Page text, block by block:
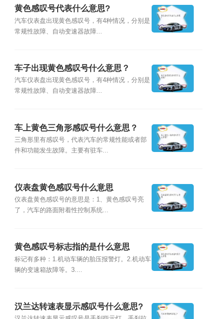
黄色感叹号代表什么意思?
汽车仪表盘出现黄色感叹号，有4种情况，分别是
常规性故障、自动变速器故障...
车子出现黄色感叹号什么意思？
汽车仪表盘出现黄色感叹号，有4种情况，分别是
常规性故障、自动变速器故障...
车上黄色三角形感叹号什么意思？
三角形里有感叹号，代表汽车的常规性能或者部
件和功能发生故障。主要有驻车...
仪表盘黄色感叹号什么意思
仪表盘黄色感叹号的意思是：1、黄色感叹号亮
了，汽车的路面附着性控制系统...
黄色感叹号标志指的是什么意思
标记有多种：1.机动车辆的胎压报警灯。2.机动车
辆的变速箱故障等。3....
汉兰达转速表显示感叹号什么意思?